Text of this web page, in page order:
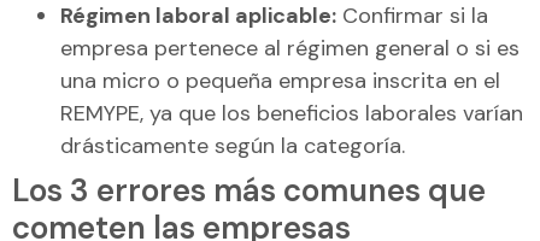
Régimen laboral aplicable: Confirmar si la
empresa pertenece al régimen general o si es
una micro o pequeña empresa inscrita en el
REMYPE, ya que los beneficios laborales varían
drásticamente según la categoría.
Los 3 errores más comunes que
cometen las empresas